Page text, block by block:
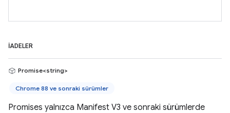
İADELER
Promise<string>
Chrome 88 ve sonraki sürümler
Promises yalnızca Manifest V3 ve sonraki sürümlerde